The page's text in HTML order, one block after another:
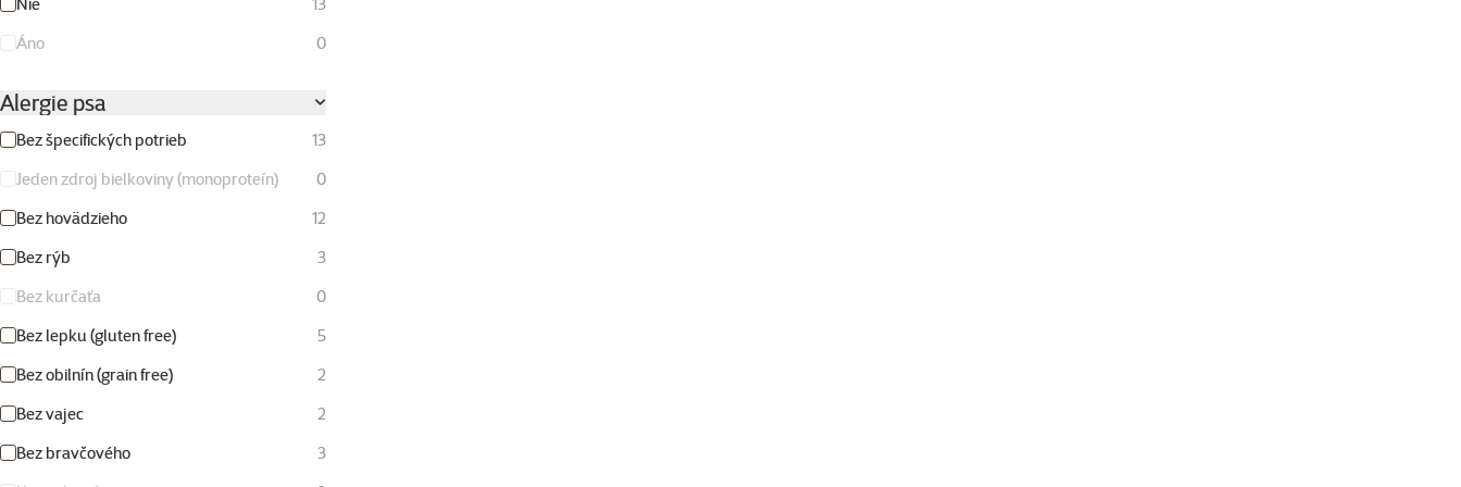
Áno
0
Alergie psa
Bez špecifických potrieb
13
Jeden zdroj bielkoviny (monoproteín)
0
Bez hovädzieho
12
Bez rýb
3
Bez kurčaťa
0
Bez lepku (gluten free)
5
Bez obilnín (grain free)
2
Bez vajec
2
Bez bravčového
3